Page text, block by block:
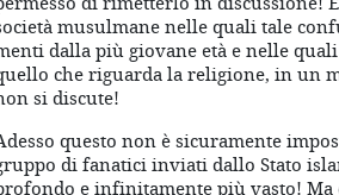
musulmane nelle quali tale
dalla più giovane età e nelle
che riguarda la religione, in un
si discute!
questo non è sicuramente
di fanatici inviati dallo Stato
e infinitamente più vasto!